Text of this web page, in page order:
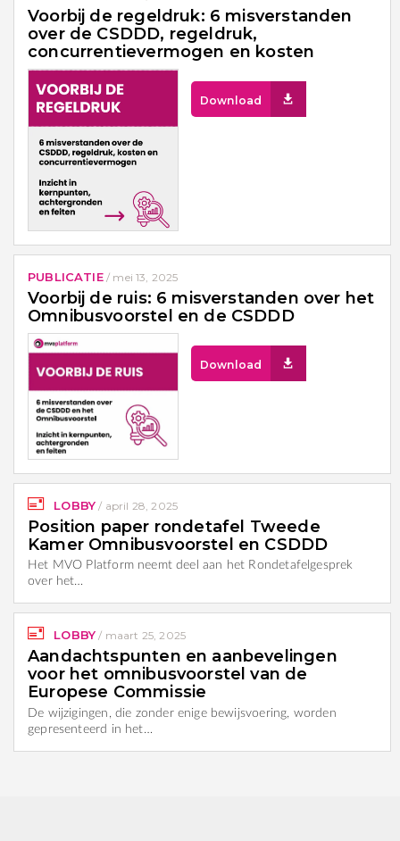
Voorbij de regeldruk: 6 misverstanden
over de CSDDD, regeldruk,
concurrentievermogen en kosten
Download
PUBLICATIE/ mei 13, 2025
Voorbij de ruis: 6 misverstanden over het
Omnibusvoorstel en de CSDDD
Download
LOBBY / april 28, 2025
Position paper rondetafel Tweede
Kamer Omnibusvoorstel en CSDDD
Het MVO Platform neemt deel aan het Rondetafelgesprek
over het…
LOBBY / maart 25, 2025
Aandachtspunten en aanbevelingen
voor het omnibusvoorstel van de
Europese Commissie
De wijzigingen, die zonder enige bewijsvoering, worden
gepresenteerd in het…